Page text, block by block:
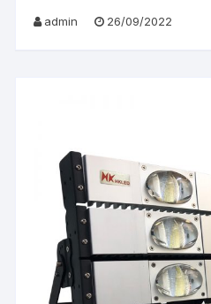
admin 26/09/2022